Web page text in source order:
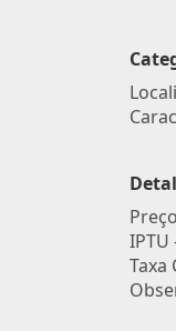
IPTU
Taxa